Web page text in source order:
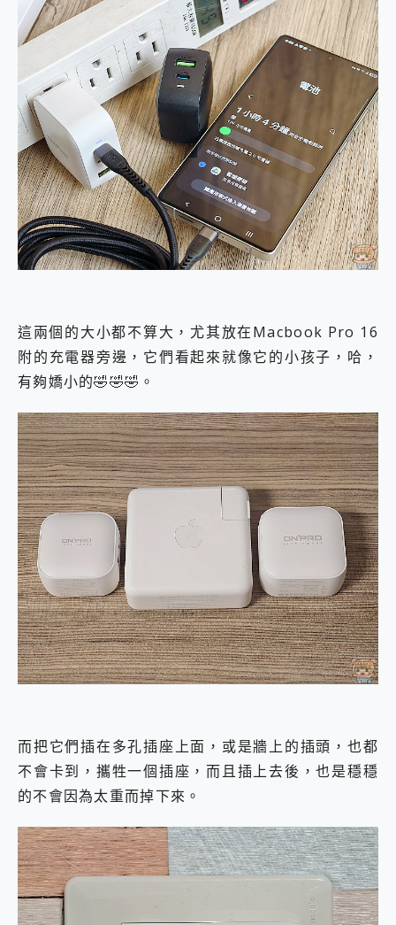
這兩個的大小都不算大，尤其放在Macbook Pro 16
附的充電器旁邊，它們看起來就像它的小孩子，哈，
有夠嬌小的🤣🤣🤣。
而把它們插在多孔插座上面，或是牆上的插頭，也都
不會卡到，攜牲一個插座，而且插上去後，也是穩穩
的不會因為太重而掉下來。